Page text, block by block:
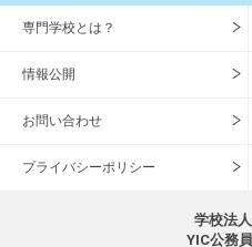
専門学校とは？
情報公開
お問い合わせ
プライバシーポリシー
学校法
YIC公務